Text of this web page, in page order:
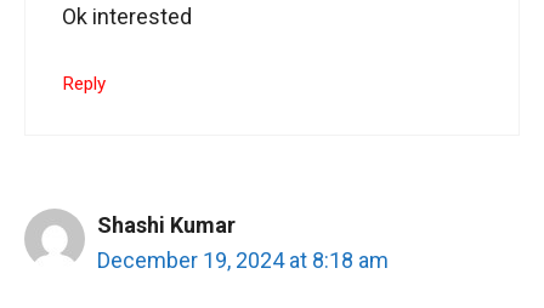
Ok interested
Reply
Shashi Kumar
December 19, 2024 at 8:18 am